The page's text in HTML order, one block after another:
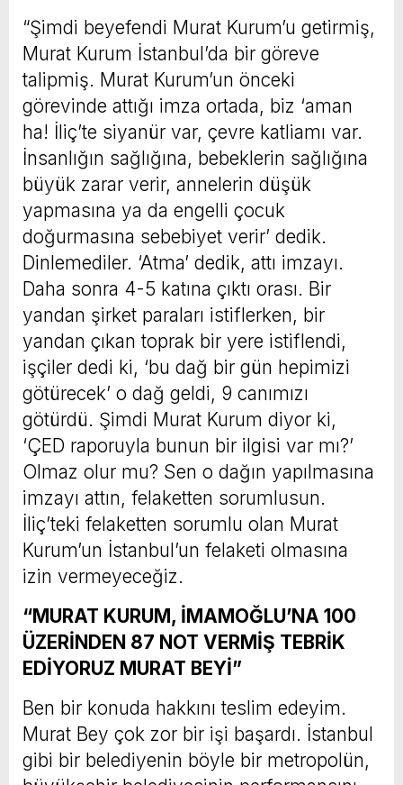
“Şimdi beyefendi Murat Kurum’u getirmiş,
Murat Kurum İstanbul’da bir göreve
talipmiş. Murat Kurum’un önceki
görevinde attığı imza ortada, biz ‘aman
ha! İliç’te siyanür var, çevre katliamı var.
İnsanlığın sağlığına, bebeklerin sağlığına
büyük zarar verir, annelerin düşük
yapmasına ya da engelli çocuk
doğurmasına sebebiyet verir’ dedik.
Dinlemediler. ‘Atma’ dedik, attı imzayı.
Daha sonra 4-5 katına çıktı orası. Bir
yandan şirket paraları istiflerken, bir
yandan çıkan toprak bir yere istiflendi,
işçiler dedi ki, ‘bu dağ bir gün hepimizi
götürecek’ o dağ geldi, 9 canımızı
götürdü. Şimdi Murat Kurum diyor ki,
‘ÇED raporuyla bunun bir ilgisi var mı?’
Olmaz olur mu? Sen o dağın yapılmasına
imzayı attın, felaketten sorumlusun.
İliç’teki felaketten sorumlu olan Murat
Kurum’un İstanbul’un felaketi olmasına
izin vermeyeceğiz.
“MURAT KURUM, İMAMOĞLU’NA 100
ÜZERİNDEN 87 NOT VERMİŞ TEBRİK
EDİYORUZ MURAT BEYİ”
Ben bir konuda hakkını teslim edeyim.
Murat Bey çok zor bir işi başardı. İstanbul
gibi bir belediyenin böyle bir metropolün,